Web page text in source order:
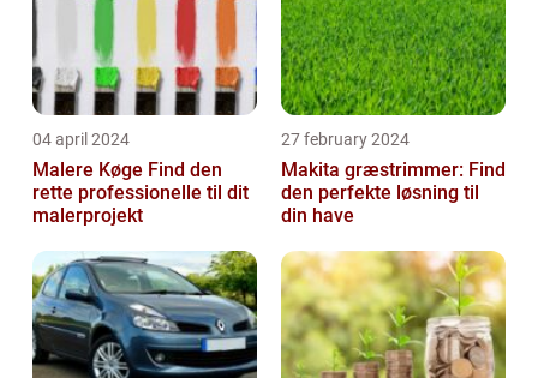
04 april 2024
Malere Køge Find den
rette professionelle til dit
malerprojekt
27 february 2024
Makita græstrimmer: Find
den perfekte løsning til
din have